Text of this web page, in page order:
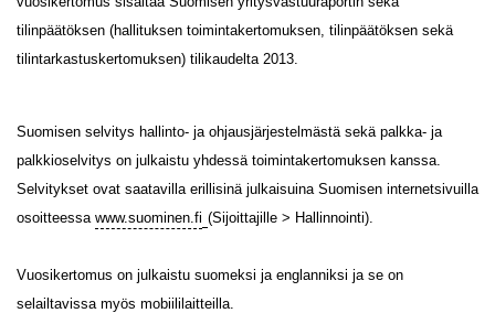
tilinpäätöksen (hallituksen toimintakertomuksen, tilinpäätöksen sekä
tilintarkastuskertomuksen) tilikaudelta 2013.
Suomisen selvitys hallinto- ja ohjausjärjestelmästä sekä palkka- ja
palkkioselvitys on julkaistu yhdessä toimintakertomuksen kanssa.
Selvitykset ovat saatavilla erillisinä julkaisuina Suomisen internetsivuilla
osoitteessa www.suominen.fi (Sijoittajille > Hallinnointi).
Vuosikertomus on julkaistu suomeksi ja englanniksi ja se on
selailtavissa myös mobiililaitteilla.